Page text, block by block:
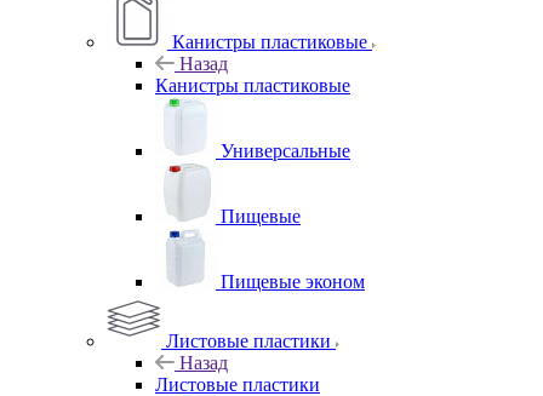
Канистры пластиковые
Назад
Канистры пластиковые
Универсальные
Пищевые
Пищевые эконом
Листовые пластики
Назад
Листовые пластики